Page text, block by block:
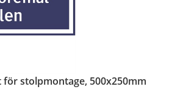
för stolpmontage, 500x250mm